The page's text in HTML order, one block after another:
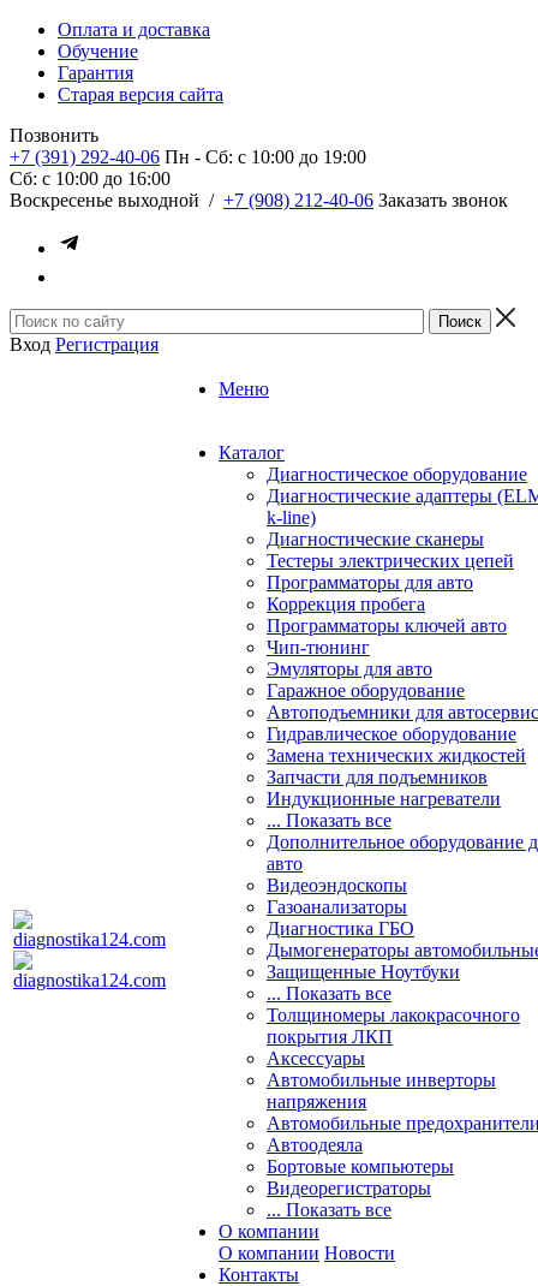
Оплата и доставка
Обучение
Гарантия
Старая версия сайта
Позвонить
+7 (391) 292-40-06 Пн - Сб: c 10:00 до 19:00
Сб: c 10:00 до 16:00
​Воскресенье выходной / +7 (908) 212-40-06 Заказать звонок
Вход Регистрация
Меню
Каталог
Диагностическое оборудование
Диагностические адаптеры
k-line)
Диагностические сканеры
Тестеры электрических цепей
Программаторы для авто
Коррекция пробега
Программаторы ключей авто
Чип-тюнинг
Эмуляторы для авто
Гаражное оборудование
Автоподъемники для
Гидравлическое оборудование
Замена технических жидкостей
Запчасти для подъемников
Индукционные нагреватели
... Показать все
Дополнительное оборудование
авто
Видеоэндоскопы
Газоанализаторы
Диагностика ГБО
Дымогенераторы
Защищенные Ноутбуки
... Показать все
Толщиномеры лакокрасочного
покрытия ЛКП
Аксессуары
Автомобильные инверторы
напряжения
Автомобильные
Автоодеяла
Бортовые компьютеры
Видеорегистраторы
... Показать все
О компании
О компании Новости
Контакты